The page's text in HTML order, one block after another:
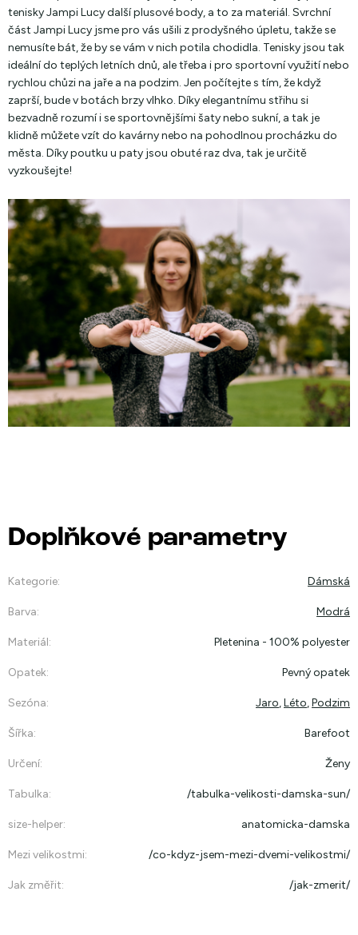
tenisky Jampi Lucy další plusové body, a to za materiál. Svrchní
část Jampi Lucy jsme pro vás ušili z prodyšného úpletu, takže se
nemusíte bát, že by se vám v nich potila chodidla. Tenisky jsou tak
ideální do teplých letních dnů, ale třeba i pro sportovní využití nebo
rychlou chůzi na jaře a na podzim. Jen počítejte s tím, že když
zaprší, bude v botách brzy vlhko. Díky elegantnímu střihu si
bezvadně rozumí i se sportovnějšími šaty nebo sukní, a tak je
klidně můžete vzít do kavárny nebo na pohodlnou procházku do
města. Díky poutku u paty jsou obuté raz dva, tak je určitě
vyzkoušejte!
Doplňkové parametry
Kategorie: Dámská
Barva: Modrá
Materiál: Pletenina - 100% polyester
Opatek: Pevný opatek
Sezóna: Jaro,Léto,Podzim
Šířka: Barefoot
Určení: Ženy
Tabulka: /tabulka-velikosti-damska-sun/
size-helper: anatomicka-damska
Mezi velikostmi: /co-kdyz-jsem-mezi-dvemi-velikostmi/
Jak změřit: /jak-zmerit/